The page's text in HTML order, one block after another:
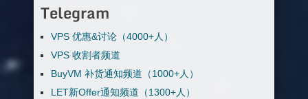
Telegram
VPS 优惠&讨论（4000+人）
VPS 收割者频道
BuyVM 补货通知频道（1000+人）
LET新Offer通知频道（1300+人）